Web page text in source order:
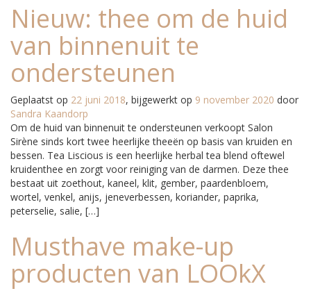
Nieuw: thee om de huid
van binnenuit te
ondersteunen
Geplaatst op 22 juni 2018, bijgewerkt op 9 november 2020 door
Sandra Kaandorp
Om de huid van binnenuit te ondersteunen verkoopt Salon
Sirène sinds kort twee heerlijke theeën op basis van kruiden en
bessen. Tea Liscious is een heerlijke herbal tea blend oftewel
kruidenthee en zorgt voor reiniging van de darmen. Deze thee
bestaat uit zoethout, kaneel, klit, gember, paardenbloem,
wortel, venkel, anijs, jeneverbessen, koriander, paprika,
peterselie, salie, […]
Musthave make-up
producten van LOOkX